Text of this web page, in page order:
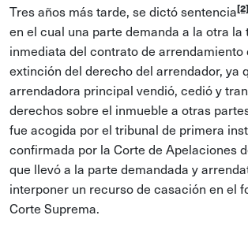
Tres años más tarde, se dictó sentencia[2]
en el cual una parte demanda a la otra
inmediata del contrato de arrendamiento
extinción del derecho del arrendador, ya
arrendadora principal vendió, cedió y
derechos sobre el inmueble a otras
fue acogida por el tribunal de primera
confirmada por la Corte de Apelaciones
que llevó a la parte demandada y
interponer un recurso de casación en el
Corte Suprema.